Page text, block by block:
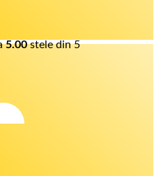
5.00stele din 5